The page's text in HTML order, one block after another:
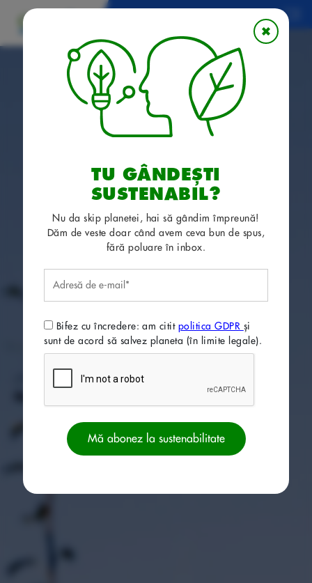
Menu
×
TU GÂNDEȘTI
SUSTENABIL?
Nu da skip planetei, hai să gândim împreună!
Dăm de veste doar când avem ceva bun de spus,
fără poluare în inbox.
Bifez cu încredere: am citit politica GDPR și
sunt de acord să salvez planeta (în limite legale).
Mă abonez la sustenabilitate